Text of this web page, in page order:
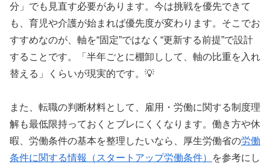
分」でも見直す必要があります。今は挑戦を優先できて
も、育児や介護が始まれば優先度が変わります。そこでお
すすめなのが、軸を“固定”ではなく“更新する前提”で設計
することです。「半年ごとに棚卸しして、軸の比重を入れ
替える」くらいが現実的です。💡
また、転職の判断材料として、雇用・労働に関する制度理
解も最低限持っておくとブレにくくなります。働き方や休
暇、労働条件の基本を整理したいなら、厚生労働省の労働
条件に関する情報（スタートアップ労働条件）
を参考にし